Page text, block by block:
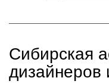
Сибирская
дизайнеров